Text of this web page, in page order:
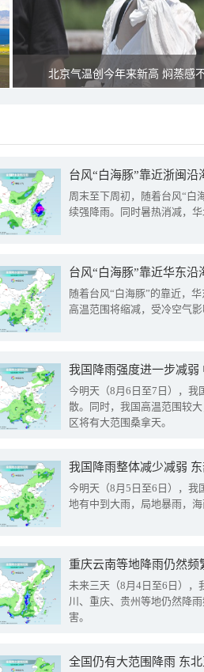
北京气温创今年来新高 焖蒸感
台风“白海豚”靠近浙闽
周末至下周初，随着台风“白
续强降雨。同时暑热消减，
台风“白海豚”靠近华东
随着台风“白海豚”的靠近，
高温范围将缩减，受冷空气
今明天（8月6日至7日），我
散。同时，我国高温范围较
区将有大范围桑拿天。
我国降雨整体减少减弱
今明天（8月5日至6日），我
地有中到大雨，局地暴雨，
重庆云南等地降雨仍然
未来三天（8月4日至6日），
川、重庆、贵州等地仍然降
害。
全国仍有大范围降雨 东